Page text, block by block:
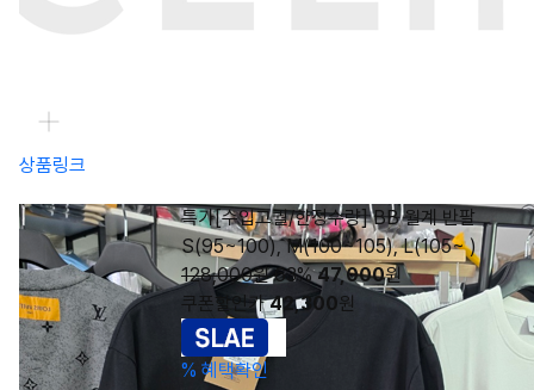
상품링크
특가[수입고퀄/한정수량] BB 월계 반팔
S(95~100), M(100~105), L(105~ )
128,000원 63% 47,000원
쿠폰할인가42,300원
% 혜택확인